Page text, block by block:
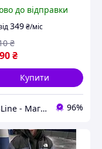
Поло Ральф
теплий, Куртка-
на зиму пух
до відправки
349₴/міс
₴
₴
Купити
TopLine - Магазин крутих товарів 96%